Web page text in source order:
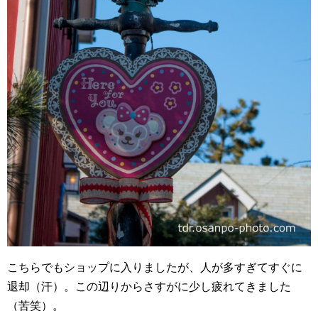
こちらでもショップに入りましたが、人が多すぎてすぐに
退却（汗）。この辺りからさすがに少し疲れてきました
（苦笑）。